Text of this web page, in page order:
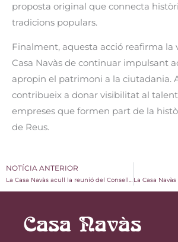
proposta original que connecta
tradicions populars.
Finalment, aquesta acció reafirma la
Casa Navàs de continuar impulsant
apropin el patrimoni a la ciutadania.
contribueix a donar visibilitat al talent
empreses que formen part de la
de Reus.
NOTÍCIA ANTERIOR
La Casa Navàs acull la reunió del Consell d’Experts de l’AEHT a Reus